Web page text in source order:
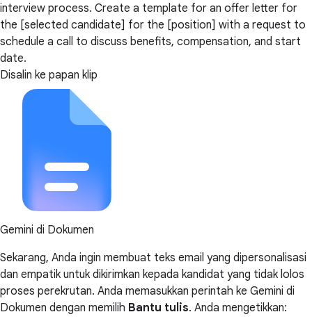
interview process. Create a template for an offer letter for
the [selected candidate] for the [position] with a request to
schedule a call to discuss benefits, compensation, and start
date.
Disalin ke papan klip
Gemini di Dokumen
Sekarang, Anda ingin membuat teks email yang dipersonalisasi
dan empatik untuk dikirimkan kepada kandidat yang tidak lolos
proses perekrutan. Anda memasukkan perintah ke Gemini di
Dokumen dengan memilih Bantu tulis. Anda mengetikkan: